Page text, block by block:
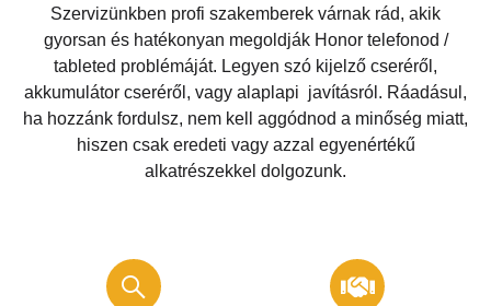
Szervizünkben profi szakemberek várnak rád, akik
gyorsan és hatékonyan megoldják Honor telefonod /
tableted problémáját. Legyen szó kijelző cseréről,
akkumulátor cseréről, vagy alaplapi javításról. Ráadásul,
ha hozzánk fordulsz, nem kell aggódnod a minőség miatt,
hiszen csak eredeti vagy azzal egyenértékű
alkatrészekkel dolgozunk.